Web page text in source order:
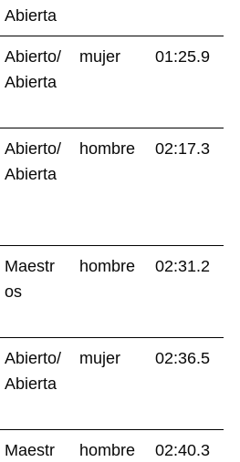
Abierta
Abierto/
Abierta
mujer 01:25.9
Abierto/
Abierta
hombre 02:17.3
Maestr
os
hombre 02:31.2
Abierto/
Abierta
mujer 02:36.5
Maestr
hombre 02:40.3